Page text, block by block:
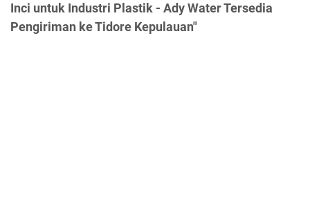
Inci untuk Industri Plastik - Ady Water Tersedia
Pengiriman ke Tidore Kepulauan"